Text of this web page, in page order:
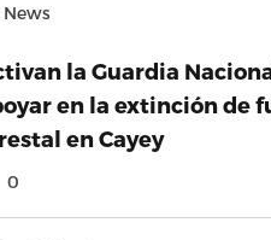
News
la Guardia
en la extinción de
en Cayey
0